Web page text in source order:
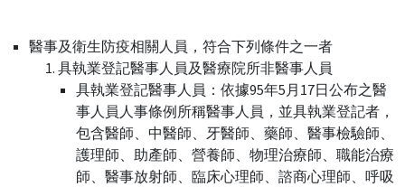
醫事及衛生防疫相關人員，符合下列條件之一者
具執業登記醫事人員及醫療院所非醫事人員
具執業登記醫事人員：依據95年5月17日公布之醫
事人員人事條例所稱醫事人員，並具執業登記者，
包含醫師、中醫師、牙醫師、藥師、醫事檢驗師、
護理師、助產師、營養師、物理治療師、職能治療
師、醫事放射師、臨床心理師、諮商心理師、呼吸